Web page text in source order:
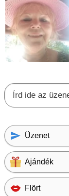
Üzenet
Ajándék
Flört